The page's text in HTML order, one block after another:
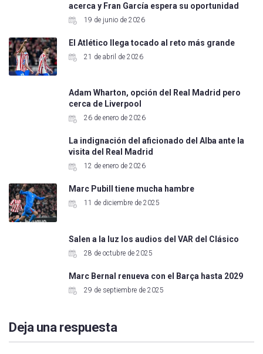
acerca y Fran García espera su oportunidad
19 de junio de 2026
El Atlético llega tocado al reto más grande
21 de abril de 2026
Adam Wharton, opción del Real Madrid pero
cerca de Liverpool
26 de enero de 2026
La indignación del aficionado del Alba ante la
visita del Real Madrid
12 de enero de 2026
Marc Pubill tiene mucha hambre
11 de diciembre de 2025
Salen a la luz los audios del VAR del Clásico
28 de octubre de 2025
Marc Bernal renueva con el Barça hasta 2029
29 de septiembre de 2025
Deja una respuesta